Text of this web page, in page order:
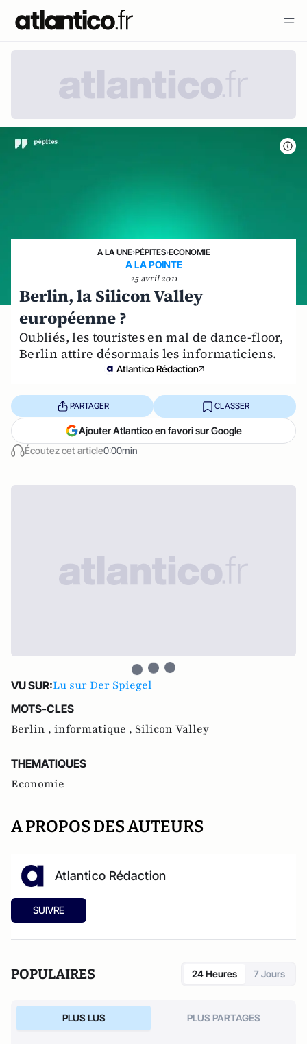
A LA UNE›PÉPITES›ECONOMIE
A LA POINTE
25 avril 2011
Berlin, la Silicon Valley
européenne ?
Oubliés, les touristes en mal de dance-floor,
Berlin attire désormais les informaticiens.
Atlantico Rédaction
Écoutez cet article0:00min
PARTAGER CLASSER
Ajouter Atlantico en favori sur Google
VU SUR:Lu sur Der Spiegel
MOTS-CLES
Berlin , informatique , Silicon Valley
THEMATIQUES
Economie
A PROPOS DES AUTEURS
Atlantico Rédaction
SUIVRE
POPULAIRES 24 Heures 7 Jours
PLUS LUS PLUS PARTAGES